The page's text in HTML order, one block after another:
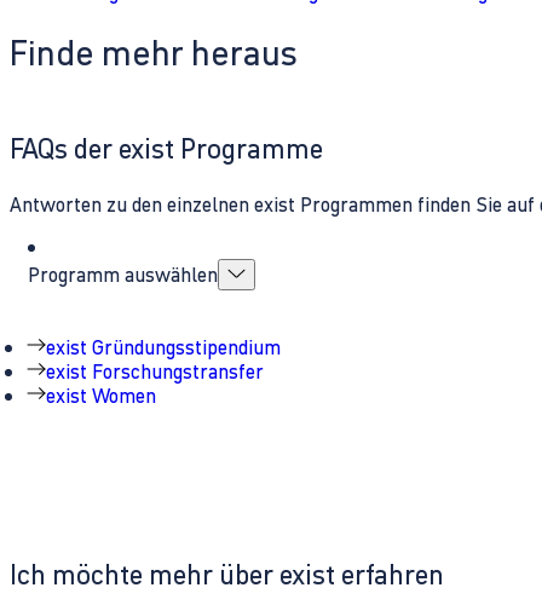
Finde mehr heraus
Ich möchte mehr über exist erfahren
FAQs der exist Programme
Antworten zu den einzelnen exist Programmen finden Sie
Programm auswählen
exist Gründungsstipendium
exist Forschungstransfer
exist Women